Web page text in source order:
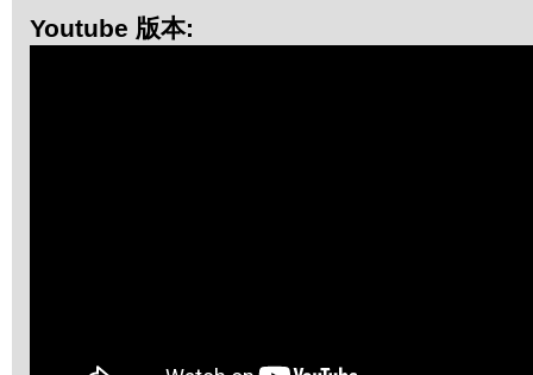
Youtube 版本: